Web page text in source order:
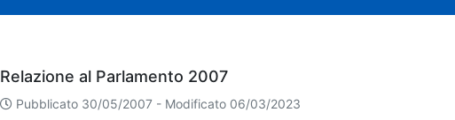
Eventi
Relazione al Parlamento 2007
Pubblicato 30/05/2007 - Modificato 06/03/2023